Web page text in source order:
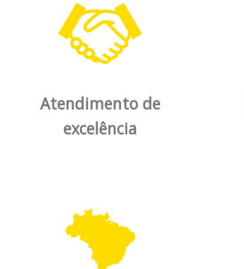
Atendimento de
excelência